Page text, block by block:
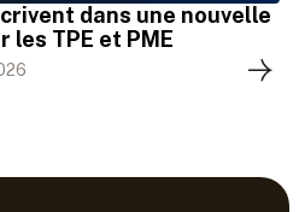
dans une nouvelle
les TPE et PME